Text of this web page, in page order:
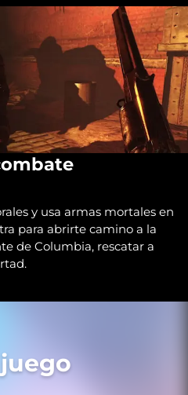
y usa armas mortales en
para abrirte camino a la
de Columbia, rescatar a